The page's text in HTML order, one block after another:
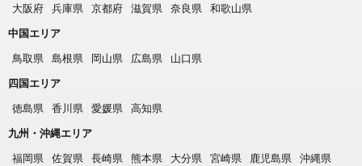
大阪府
兵庫県 京都府 滋賀県 奈良県
和歌山県
中国エリア
鳥取県
島根県 岡山県 広島県
山口県
四国エリア
徳島県
香川県 愛媛県
高知県
九州・沖縄エリア
福岡県
佐賀県 長崎県 熊本県 大分県 宮崎県 鹿児島県 沖縄県